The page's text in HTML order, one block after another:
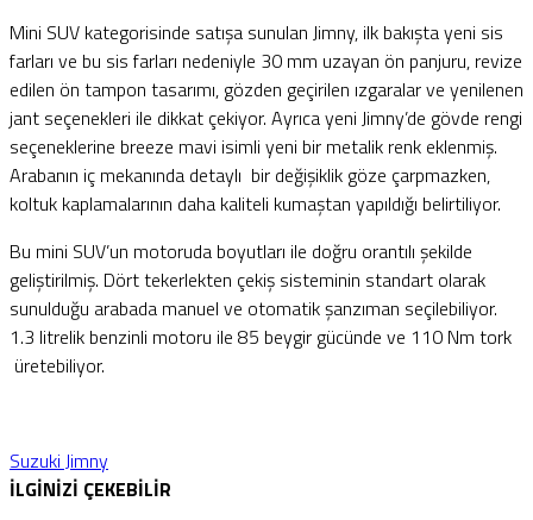
Mini SUV kategorisinde satışa sunulan Jimny, ilk bakışta yeni sis
farları ve bu sis farları nedeniyle 30 mm uzayan ön panjuru, revize
edilen ön tampon tasarımı, gözden geçirilen ızgaralar ve yenilenen
jant seçenekleri ile dikkat çekiyor. Ayrıca yeni Jimny’de gövde rengi
seçeneklerine breeze mavi isimli yeni bir metalik renk eklenmiş.
Arabanın iç mekanında detaylı bir değişiklik göze çarpmazken,
koltuk kaplamalarının daha kaliteli kumaştan yapıldığı belirtiliyor.
Bu mini SUV’un motoruda boyutları ile doğru orantılı şekilde
geliştirilmiş. Dört tekerlekten çekiş sisteminin standart olarak
sunulduğu arabada manuel ve otomatik şanzıman seçilebiliyor.
1.3 litrelik benzinli motoru ile 85 beygir gücünde ve 110 Nm tork
üretebiliyor.
Suzuki Jimny
İLGİNİZİ ÇEKEBİLİR